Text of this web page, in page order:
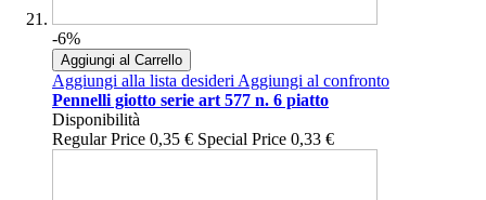
-6%
Aggiungi al Carrello
Aggiungi alla lista desideriAggiungi al confronto
Pennelli giotto serie art 577 n. 6 piatto
Disponibilità
Regular Price 0,35 € Special Price 0,33 €